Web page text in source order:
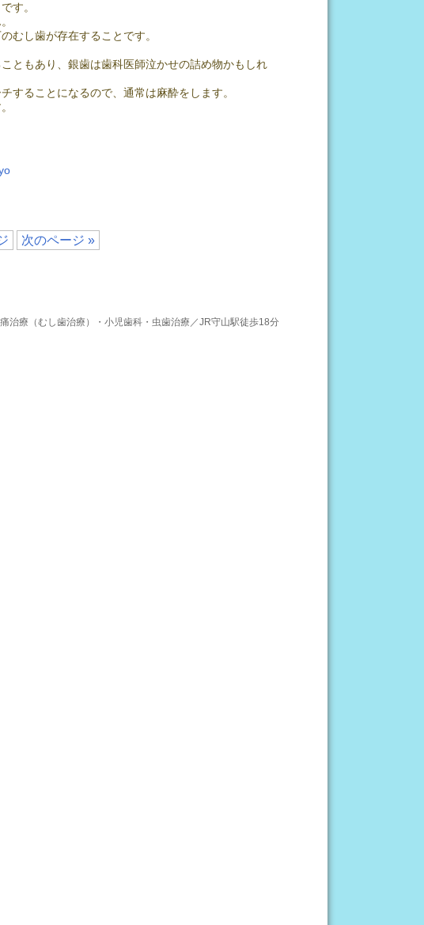
す。
むし歯が存在することです。
ともあり、銀歯は歯科医師泣かせの詰め物かもしれ
ることになるので、通常は麻酔をします。
次のページ »
治療（むし歯治療）・小児歯科・虫歯治療／JR守山駅徒歩18分